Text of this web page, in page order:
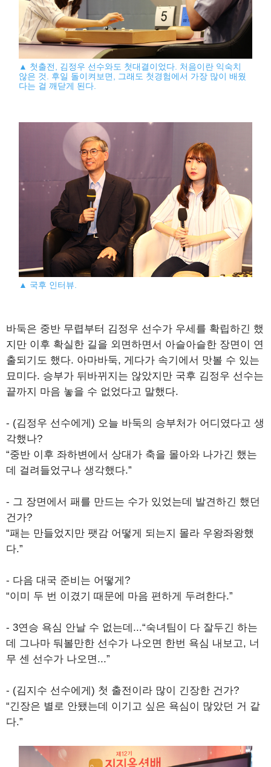
▲ 첫출전, 김정우 선수와도 첫대결이었다. 처음이란 익숙치
않은 것. 후일 돌이켜보면, 그래도 첫경험에서 가장 많이 배웠
다는 걸 깨닫게 된다.
▲ 국후 인터뷰.
바둑은 중반 무렵부터 김정우 선수가 우세를 확립하긴 했
지만 이후 확실한 길을 외면하면서 아슬아슬한 장면이 연
출되기도 했다. 아마바둑, 게다가 속기에서 맛볼 수 있는
묘미다. 승부가 뒤바뀌지는 않았지만 국후 김정우 선수는
끝까지 마음 놓을 수 없었다고 말했다.
- (김정우 선수에게) 오늘 바둑의 승부처가 어디였다고 생
각했나?
“중반 이후 좌하변에서 상대가 축을 몰아와 나가긴 했는
데 걸려들었구나 생각했다.”
- 그 장면에서 패를 만드는 수가 있었는데 발견하긴 했던
건가?
“패는 만들었지만 팻감 어떻게 되는지 몰라 우왕좌왕했
다.”
- 다음 대국 준비는 어떻게?
“이미 두 번 이겼기 때문에 마음 편하게 두려한다.”
- 3연승 욕심 안날 수 없는데...“숙녀팀이 다 잘두긴 하는
데 그나마 둬볼만한 선수가 나오면 한번 욕심 내보고, 너
무 센 선수가 나오면...”
- (김지수 선수에게) 첫 출전이라 많이 긴장한 건가?
“긴장은 별로 안됐는데 이기고 싶은 욕심이 많았던 거 같
다.”